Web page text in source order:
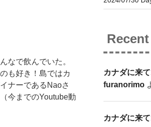
なで飲んでいた。
も好き！島ではカ
ナーであるNaoさ
今までのYoutube動
カナダに来
furanorimo
カナダに来